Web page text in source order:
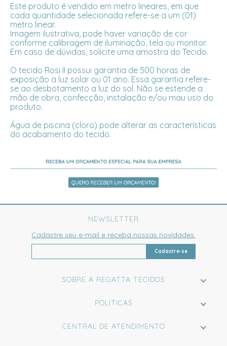
Este produto é vendido em metro lineares, em que
cada quantidade selecionada refere-se a um (01)
metro linear.
Imagem ilustrativa, pode haver variação de cor
conforme calibragem de iluminação, tela ou monitor.
Em caso de dúvidas, solicite uma amostra do Tecido.
O tecido Rosi II possui garantia de 500 horas de
exposição a luz solar ou 01 ano. Essa garantia refere-
se ao desbotamento a luz do sol. Não se estende a
mão de obra, confecção, instalação e/ou mau uso do
produto.
Água de piscina (cloro) pode alterar as características
do acabamento do tecido.
SOBRE A REGATTA TECIDOS
POLITICAS
CENTRAL DE ATENDIMENTO
NEWSLETTER
Cadastre seu e-mail e receba nossas novidades.
Cadastre-se